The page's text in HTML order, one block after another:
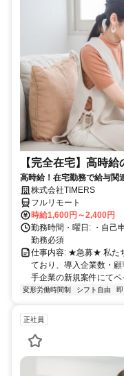
【完全在宅】高時
高時給！在宅勤務で給与関
株式会社TIMERS
フルリモート
時給1,600円～2,400円
勤務時間・曜日: ・自
勤務必須
仕事内容: ★急募★ 私た
ており、導入企業数・
手企業の新規案件にてペ
変形労働時間制 シフト自由
正社員